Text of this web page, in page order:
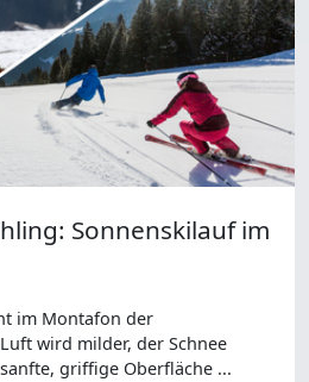
Sonnenskilauf im
im Montafon der
wird milder, der Schnee
griffige Oberfläche ...